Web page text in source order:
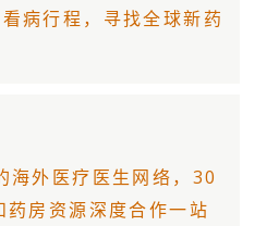
病行程，寻找全球新药
海外医疗医生网络，30
房资源深度合作一站